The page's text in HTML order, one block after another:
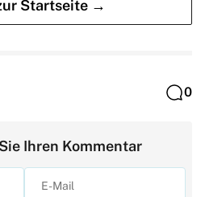
Startseite →
0
Ihren Kommentar